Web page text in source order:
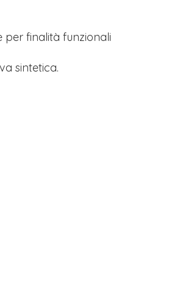
per finalità funzionali
sintetica.